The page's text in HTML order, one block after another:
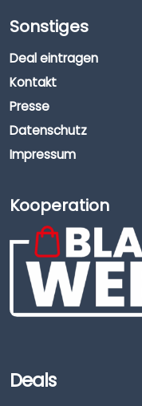
Sonstiges
Deal eintragen
Kontakt
Presse
Datenschutz
Impressum
Kooperation
Deals